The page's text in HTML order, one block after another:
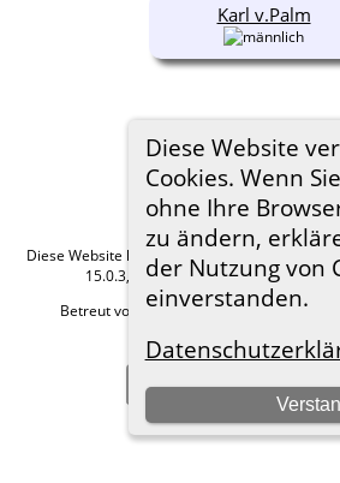
Diese Website
Cookies. Wenn
ohne Ihre
zu ändern,
der Nutzung von
einverstanden.
Karl v.Palm
Diese Website läuft mit The Next Generation
15.0.3, programmiert von Darrin
Betreut von
Roland zu Dortmund e.V.. |
Hier geht es zum
Zur Desktop-Webseite